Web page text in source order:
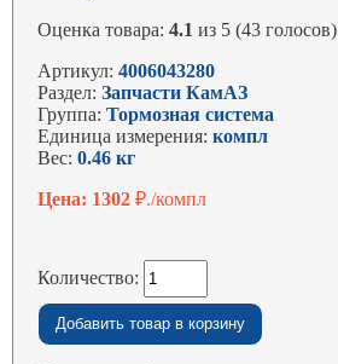
Оценка товара:4.1 из 5 (43 голосов)
Артикул:4006043280
Раздел:Запчасти КамАЗ
Группа:Тормозная система
Единица измерения:компл
Вес:0.46 кг
Цена: 1302₽./компл
Количество: